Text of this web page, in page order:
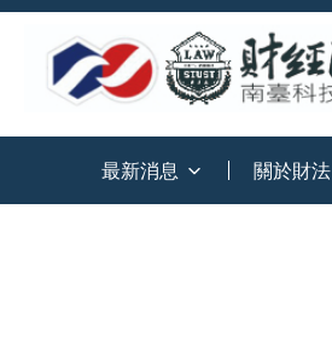
最新消息 關於財法